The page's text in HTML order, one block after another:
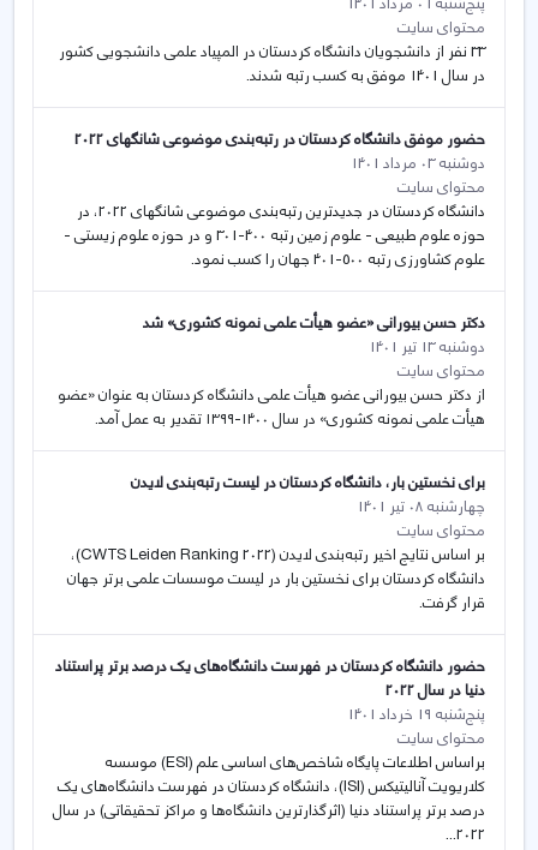
محتوای سایت
33 نفر از دانشجویان دانشگاه کردستان در المپیاد علمی دانشجویی کشور
در سال 1401 موفق به کسب رتبه شدند.
حضور موفق دانشگاه کردستان در رتبه‌بندی موضوعی شانگهای 2022
دوشنبه 03 مرداد 1401
محتوای سایت
دانشگاه کردستان در جدیدترین رتبه‌بندی موضوعی شانگهای 2022، در
حوزه‌ علوم طبیعی - علوم زمین رتبه 400-301 و در حوزه علوم زیستی -
علوم کشاورزی رتبه 500-401 جهان را کسب نمود.
دکتر حسن بیورانی «عضو هیأت علمی نمونه کشوری» شد
دوشنبه 13 تیر 1401
محتوای سایت
از دکتر حسن بیورانی عضو هیأت علمی دانشگاه کردستان به عنوان «عضو
هیأت علمی نمونه کشوری» در سال ۱۴۰۰-۱۳۹۹ تقدیر به عمل آمد.
برای نخستین بار، دانشگاه کردستان در لیست رتبه‌بندی لایدن
چهارشنبه 08 تیر 1401
محتوای سایت
بر اساس نتایج اخیر رتبه‌بندی لایدن (CWTS Leiden Ranking 2022)،
دانشگاه کردستان برای نخستین بار در لیست موسسات علمی برتر جهان
قرار گرفت.
حضور دانشگاه کردستان در فهرست دانشگاه‌های یک درصد برتر پراستناد
دنیا در سال 2022
پنج‌شنبه 19 خرداد 1401
محتوای سایت
براساس اطلاعات پایگاه شاخص‌های اساسی علم (ESI) موسسه
کلاریویت آنالیتیکس (ISI)، دانشگاه کردستان در فهرست دانشگاه‌های یک
درصد برتر پراستناد دنیا (اثرگذارترین دانشگاه‌ها و مراکز تحقیقاتی) در سال
2022...